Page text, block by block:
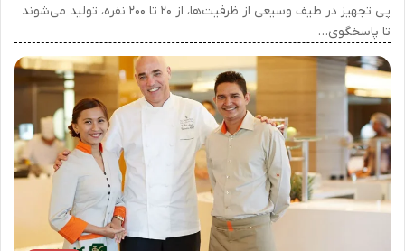
پی تجهیز در طیف وسیعی از ظرفیت‌ها، از ۲۰ تا ۲۰۰ نفره، تولید می‌شوند
تا پاسخگوی…